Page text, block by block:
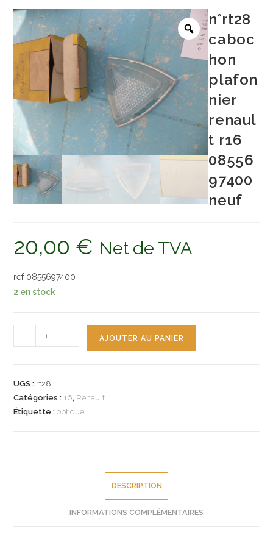
n°rt28
caboc
hon
plafon
nier
renaul
t r16
08556
97400
neuf
20,00 € Net de TVA
ref 0855697400
2 en stock
de
plafonnier
renault
- + AJOUTER AU PANIER
UGS : rt28
Catégories : 16, Renault
Étiquette :optique
DESCRIPTION
INFORMATIONS COMPLÉMENTAIRES